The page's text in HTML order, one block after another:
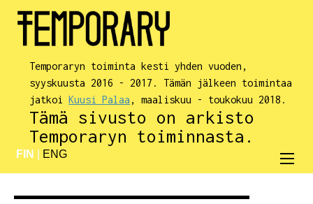
Temporaryn toiminta kesti yhden vuoden,
syyskuusta 2016 - 2017. Tämän jälkeen toimintaa
jatkoiKuusi Palaa , maaliskuu - toukokuu 2018.
Tämä sivusto on arkisto
Temporaryn toiminnasta.
FIN ENG